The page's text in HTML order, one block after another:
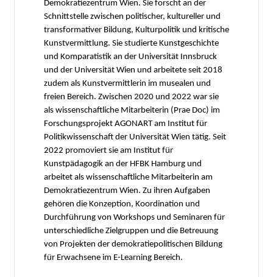
Demokratiezentrum Wien. Sie forscht an der
Schnittstelle zwischen politischer, kultureller und
transformativer Bildung, Kulturpolitik und kritische
Kunstvermittlung. Sie studierte Kunstgeschichte
und Komparatistik an der Universität Innsbruck
und der Universität Wien und arbeitete seit 2018
zudem als Kunstvermittlerin im musealen und
freien Bereich. Zwischen 2020 und 2022 war sie
als wissenschaftliche Mitarbeiterin (Prae Doc) im
Forschungsprojekt AGONART am Institut für
Politikwissenschaft der Universität Wien tätig. Seit
2022 promoviert sie am Institut für
Kunstpädagogik an der HFBK Hamburg und
arbeitet als wissenschaftliche Mitarbeiterin am
Demokratiezentrum Wien. Zu ihren Aufgaben
gehören die Konzeption, Koordination und
Durchführung von Workshops und Seminaren für
unterschiedliche Zielgruppen und die Betreuung
von Projekten der demokratiepolitischen Bildung
für Erwachsene im E-Learning Bereich.